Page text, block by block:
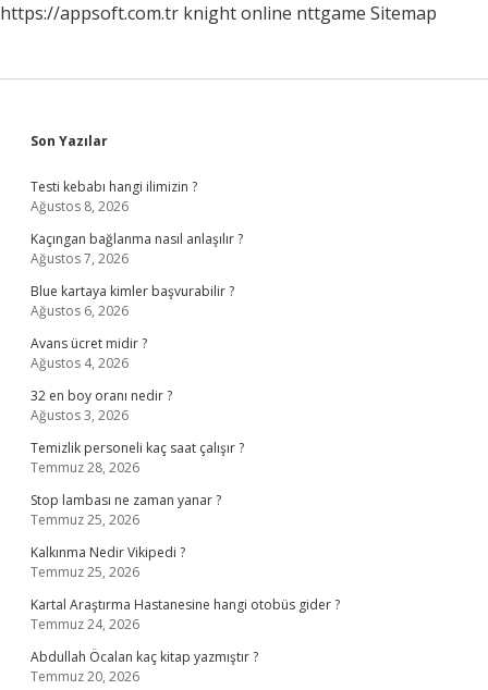
https://appsoft.com.tr knight online nttgame Sitemap
Sidebar
Son Yazılar
Testi kebabı hangi ilimizin ?
Ağustos 8, 2026
Kaçıngan bağlanma nasıl anlaşılır ?
Ağustos 7, 2026
Blue kartaya kimler başvurabilir ?
Ağustos 6, 2026
Avans ücret midir ?
Ağustos 4, 2026
32 en boy oranı nedir ?
Ağustos 3, 2026
Temizlik personeli kaç saat çalışır ?
Temmuz 28, 2026
Stop lambası ne zaman yanar ?
Temmuz 25, 2026
Kalkınma Nedir Vikipedi ?
Temmuz 25, 2026
Kartal Araştırma Hastanesine hangi otobüs gider ?
Temmuz 24, 2026
Abdullah Öcalan kaç kitap yazmıştır ?
Temmuz 20, 2026